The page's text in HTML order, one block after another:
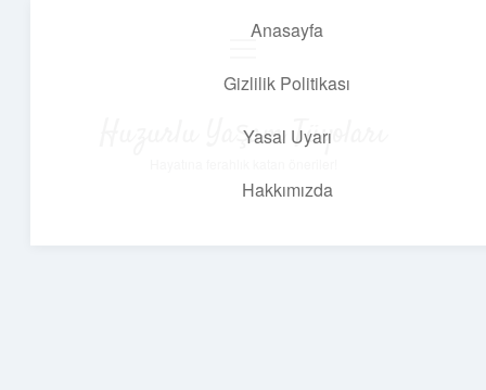
Anasayfa
Gizlilik Politikası
Yasal Uyarı
Hakkımızda
Huzurlu Yaşam Tüyoları